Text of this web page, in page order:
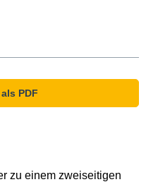
PDF
zu einem zweiseitigen